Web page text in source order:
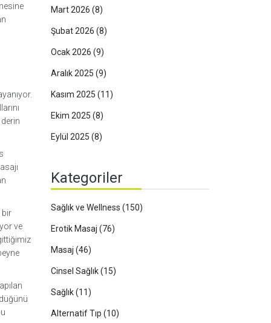
bir
ve
Mart 2026 (8)
Şubat 2026 (8)
Ocak 2026 (9)
Aralık 2025 (9)
Kasım 2025 (11)
Ekim 2025 (8)
Eylül 2025 (8)
Kategoriler
Sağlık ve Wellness (150)
Erotik Masaj (76)
Masaj (46)
Cinsel Sağlık(15)
Sağlık(11)
Alternatif Tıp (10)